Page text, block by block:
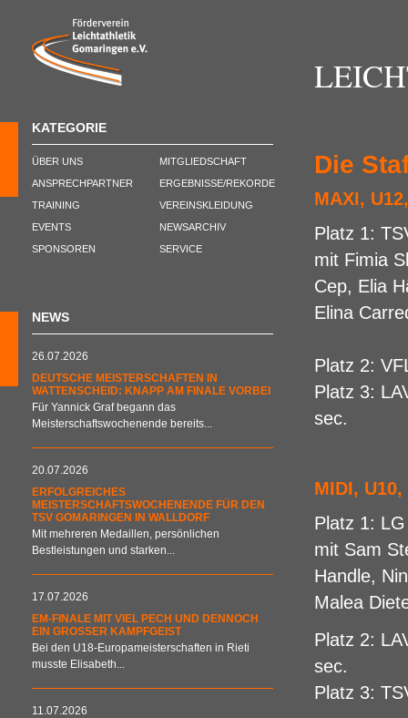
KATEGORIE
ÜBER UNS
ANSPRECHPARTNER
TRAINING
EVENTS
SPONSOREN
MITGLIEDSCHAFT
ERGEBNISSE/REKORDE
VEREINSKLEIDUNG
NEWSARCHIV
SERVICE
NEWS
26.07.2026
DEUTSCHE MEISTERSCHAFTEN IN
WATTENSCHEID: KNAPP AM FINALE VORBEI
Für Yannick Graf begann das
Meisterschaftswochenende bereits...
20.07.2026
ERFOLGREICHES
MEISTERSCHAFTSWOCHENENDE FÜR DEN
TSV GOMARINGEN IN WALLDORF
Mit mehreren Medaillen, persönlichen
Bestleistungen und starken...
17.07.2026
EM-FINALE MIT VIEL PECH UND DENNOCH
EIN GROSSER KAMPFGEIST
Bei den U18-Europameisterschaften in Rieti
musste Elisabeth...
11.07.2026
Die
MAXI,
Platz 1:
mit Fimia
Cep, Elia
Elina
Platz 2:
Platz 3:
sec.
MIDI,
Platz 1:
mit Sam
Handle,
Malea
Platz 2:
sec.
Platz 3: